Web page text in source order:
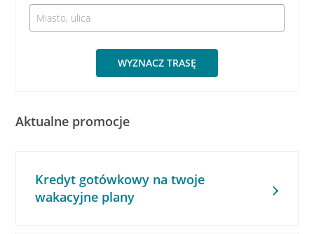
WYZNACZ TRASĘ
Aktualne promocje
Kredyt gotówkowy na twoje
wakacyjne plany